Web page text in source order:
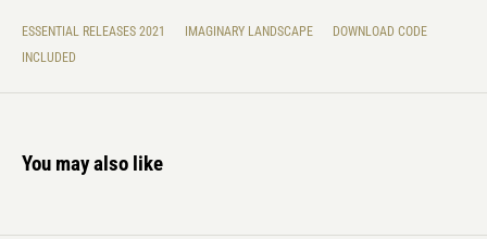
ESSENTIAL RELEASES 2021 IMAGINARY LANDSCAPE
DOWNLOAD CODE
INCLUDED
You may also like